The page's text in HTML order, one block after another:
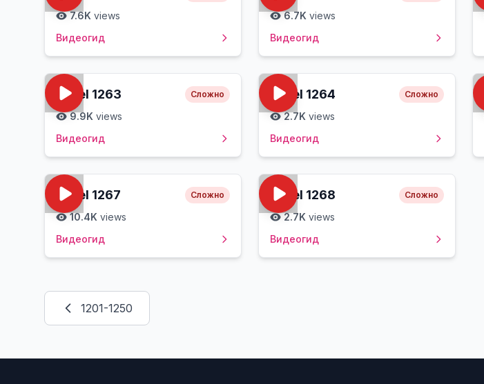
7.6K views
Видеогид
6.7K views
Видеогид
Level 1263 Сложно
9.9K views
Видеогид
Level 1264 Сложно
2.7K views
Видеогид
Level 1267 Сложно
10.4K views
Видеогид
Level 1268 Сложно
2.7K views
Видеогид
1201-1250